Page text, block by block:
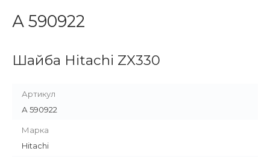
А 590922
Шайба Hitachi ZX330
Артикул
А 590922
Марка
Hitachi